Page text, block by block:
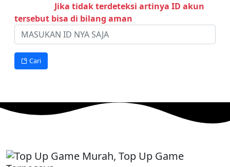
Jika tidak terdeteksi artinya ID akun
tersebut bisa di bilang aman
Cari